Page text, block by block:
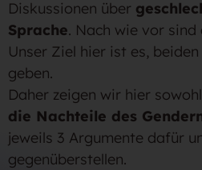
Diskussionen über
Sprache. Nach wie vor
Unser Ziel hier ist es,
geben.
Daher zeigen wir hier
die Nachteile des
jeweils 3 Argumente dafür
gegenüberstellen.